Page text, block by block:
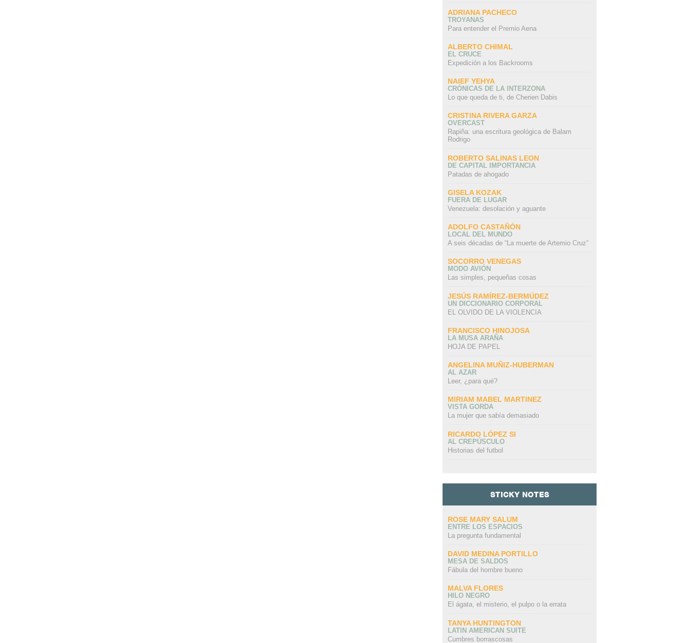
ADRIANA PACHECO
TROYANAS
Para entender el Premio Aena
ALBERTO CHIMAL
EL CRUCE
Expedición a los Backrooms
NAIEF YEHYA
CRÓNICAS DE LA INTERZONA
Lo que queda de ti, de Cherien Dabis
CRISTINA RIVERA GARZA
OVERCAST
Rapiña: una escritura geológica de Balam
Rodrigo
ROBERTO SALINAS LEON
DE CAPITAL IMPORTANCIA
Patadas de ahogado
GISELA KOZAK
FUERA DE LUGAR
Venezuela: desolación y aguante
ADOLFO CASTAÑÓN
LOCAL DEL MUNDO
A seis décadas de “La muerte de Artemio Cruz”
SOCORRO VENEGAS
MODO AVIÓN
Las simples, pequeñas cosas
JESÚS RAMÍREZ-BERMÚDEZ
UN DICCIONARIO CORPORAL
EL OLVIDO DE LA VIOLENCIA
FRANCISCO HINOJOSA
LA MUSA ARAÑA
HOJA DE PAPEL
ANGELINA MUÑIZ-HUBERMAN
AL AZAR
Leer, ¿para qué?
MIRIAM MABEL MARTINEZ
VISTA GORDA
La mujer que sabía demasiado
RICARDO LÓPEZ SI
AL CREPÚSCULO
Historias del futbol
STICKY NOTES
ROSE MARY SALUM
ENTRE LOS ESPACIOS
La pregunta fundamental
DAVID MEDINA PORTILLO
MESA DE SALDOS
Fábula del hombre bueno
MALVA FLORES
HILO NEGRO
El ágata, el misterio, el pulpo o la errata
TANYA HUNTINGTON
LATIN AMERICAN SUITE
Cumbres borrascosas